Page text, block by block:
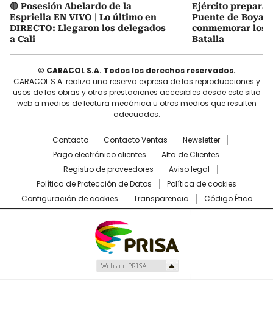
🔴 Posesión Abelardo de la
Espriella EN VIVO | Lo último en
DIRECTO: Llegaron los delegados
a Cali
Ejército prepara
Puente de
conmemorar los
Batalla
© CARACOL S.A. Todos los derechos reservados.
CARACOL S.A. realiza una reserva expresa de las reproducciones y
usos de las obras y otras prestaciones accesibles desde este sitio
web a medios de lectura mecánica u otros medios que resulten
adecuados.
Contacto Contacto Ventas
Newsletter
Pago electrónico clientes
Alta de Clientes
Registro de proveedores
Aviso legal
Política de Protección de Datos
Política de cookies
Configuración de cookies
Transparencia Código Ético